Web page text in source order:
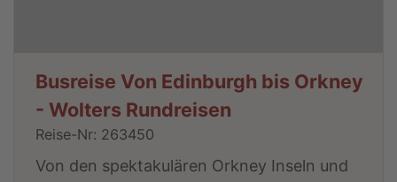
Busreise Von Edinburgh bis Orkney
- Wolters Rundreisen
Reise-Nr: 263450
Von den spektakulären Orkney Inseln und